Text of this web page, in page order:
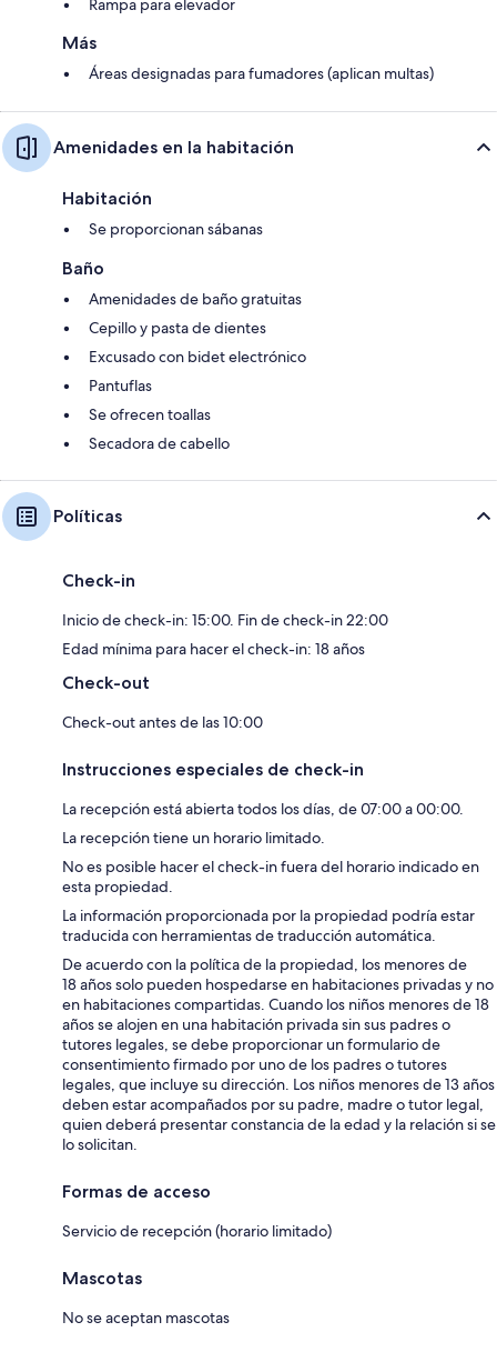
Rampa para elevador
Más
Áreas designadas para fumadores (aplican multas)
Amenidades en la habitación
Habitación
Se proporcionan sábanas
Baño
Amenidades de baño gratuitas
Cepillo y pasta de dientes
Excusado con bidet electrónico
Pantuflas
Se ofrecen toallas
Secadora de cabello
Políticas
Check-in
Inicio de check-in: 15:00. Fin de check-in 22:00
Edad mínima para hacer el check-in: 18 años
Check-out
Check-out antes de las 10:00
Instrucciones especiales de check-in
La recepción está abierta todos los días, de 07:00 a 00:00.
La recepción tiene un horario limitado.
No es posible hacer el check-in fuera del horario indicado en
esta propiedad.
La información proporcionada por la propiedad podría estar
traducida con herramientas de traducción automática.
De acuerdo con la política de la propiedad, los menores de
18 años solo pueden hospedarse en habitaciones privadas y no
en habitaciones compartidas. Cuando los niños menores de 18
años se alojen en una habitación privada sin sus padres o
tutores legales, se debe proporcionar un formulario de
consentimiento firmado por uno de los padres o tutores
legales, que incluye su dirección. Los niños menores de 13 años
deben estar acompañados por su padre, madre o tutor legal,
quien deberá presentar constancia de la edad y la relación si se
lo solicitan.
Formas de acceso
Servicio de recepción (horario limitado)
Mascotas
No se aceptan mascotas